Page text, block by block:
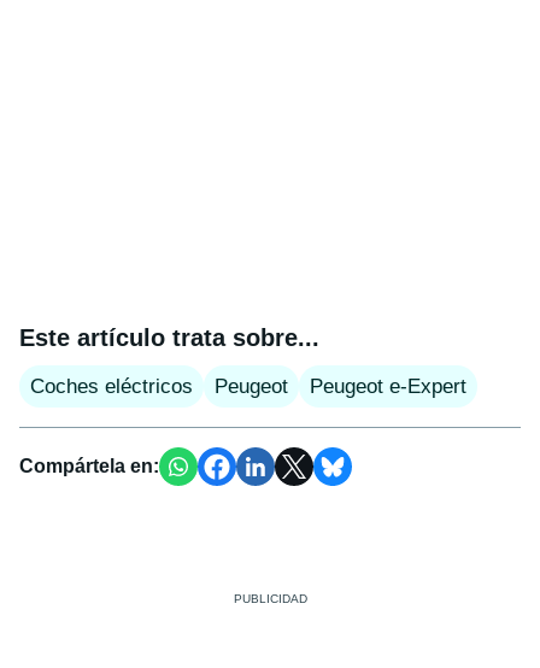
Este artículo trata sobre...
Coches eléctricos Peugeot Peugeot e-Expert
Compártela en: